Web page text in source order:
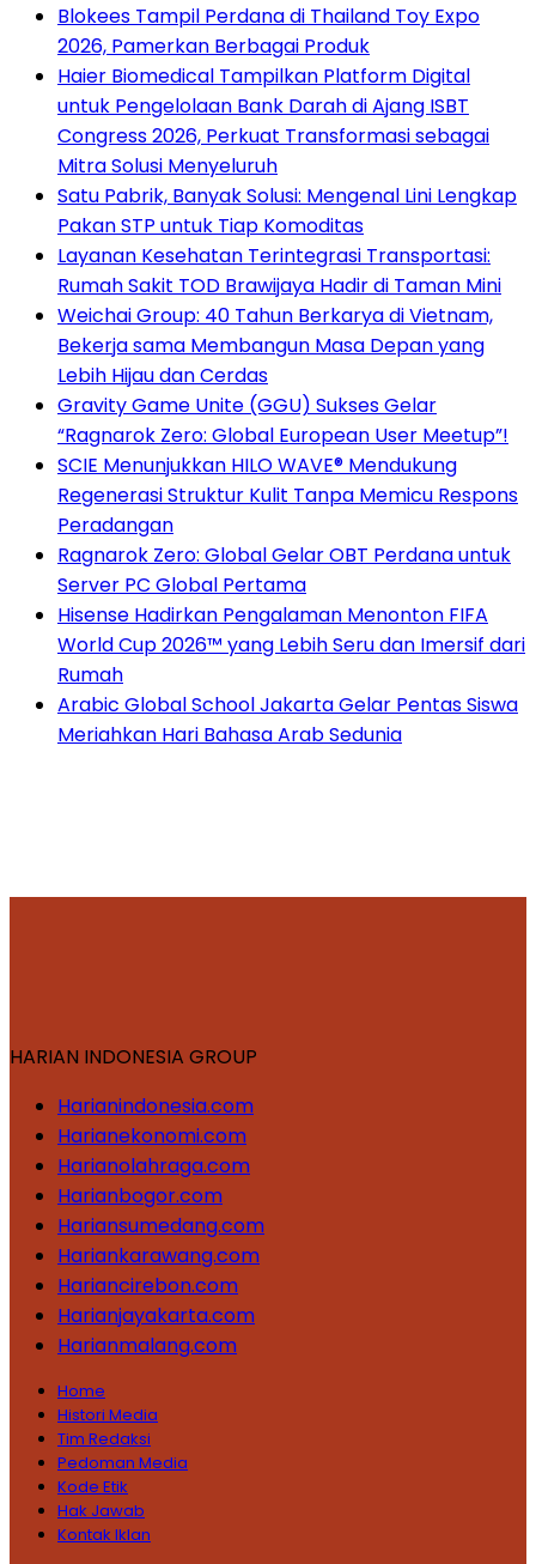
Blokees Tampil Perdana di Thailand Toy Expo
2026, Pamerkan Berbagai Produk
Haier Biomedical Tampilkan Platform Digital
untuk Pengelolaan Bank Darah di Ajang ISBT
Congress 2026, Perkuat Transformasi sebagai
Mitra Solusi Menyeluruh
Satu Pabrik, Banyak Solusi: Mengenal Lini Lengkap
Pakan STP untuk Tiap Komoditas
Layanan Kesehatan Terintegrasi Transportasi:
Rumah Sakit TOD Brawijaya Hadir di Taman Mini
Weichai Group: 40 Tahun Berkarya di Vietnam,
Bekerja sama Membangun Masa Depan yang
Lebih Hijau dan Cerdas
Gravity Game Unite (GGU) Sukses Gelar
“Ragnarok Zero: Global European User Meetup”!
SCIE Menunjukkan HILO WAVE® Mendukung
Regenerasi Struktur Kulit Tanpa Memicu Respons
Peradangan
Ragnarok Zero: Global Gelar OBT Perdana untuk
Server PC Global Pertama
Hisense Hadirkan Pengalaman Menonton FIFA
World Cup 2026™ yang Lebih Seru dan Imersif dari
Rumah
Arabic Global School Jakarta Gelar Pentas Siswa
Meriahkan Hari Bahasa Arab Sedunia
HARIAN INDONESIA GROUP
Harianindonesia.com
Harianekonomi.com
Harianolahraga.com
Harianbogor.com
Hariansumedang.com
Hariankarawang.com
Hariancirebon.com
Harianjayakarta.com
Harianmalang.com
Home
Histori Media
Tim Redaksi
Pedoman Media
Kode Etik
Hak Jawab
Kontak Iklan